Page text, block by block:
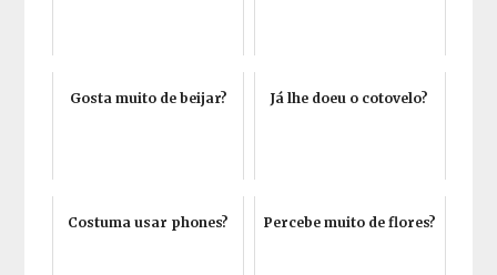
Gosta muito de beijar? Já lhe doeu o cotovelo?
Costuma usar phones? Percebe muito de flores?